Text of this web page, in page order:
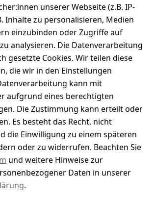
Versand
unserer Webseite (z.B. IP-
Inhalte zu personalisieren, Medien
einzubinden oder Zugriffe auf
analysieren. Die Datenverarbeitung
gesetzte Cookies. Wir teilen diese
die wir in den Einstellungen
kann mit
aufgrund eines berechtigten
Die Zustimmung kann erteilt oder
Es besteht das Recht, nicht
die Einwilligung zu einem späteren
oder zu widerrufen. Beachten Sie
und weitere Hinweise zur
Daten in unserer
.